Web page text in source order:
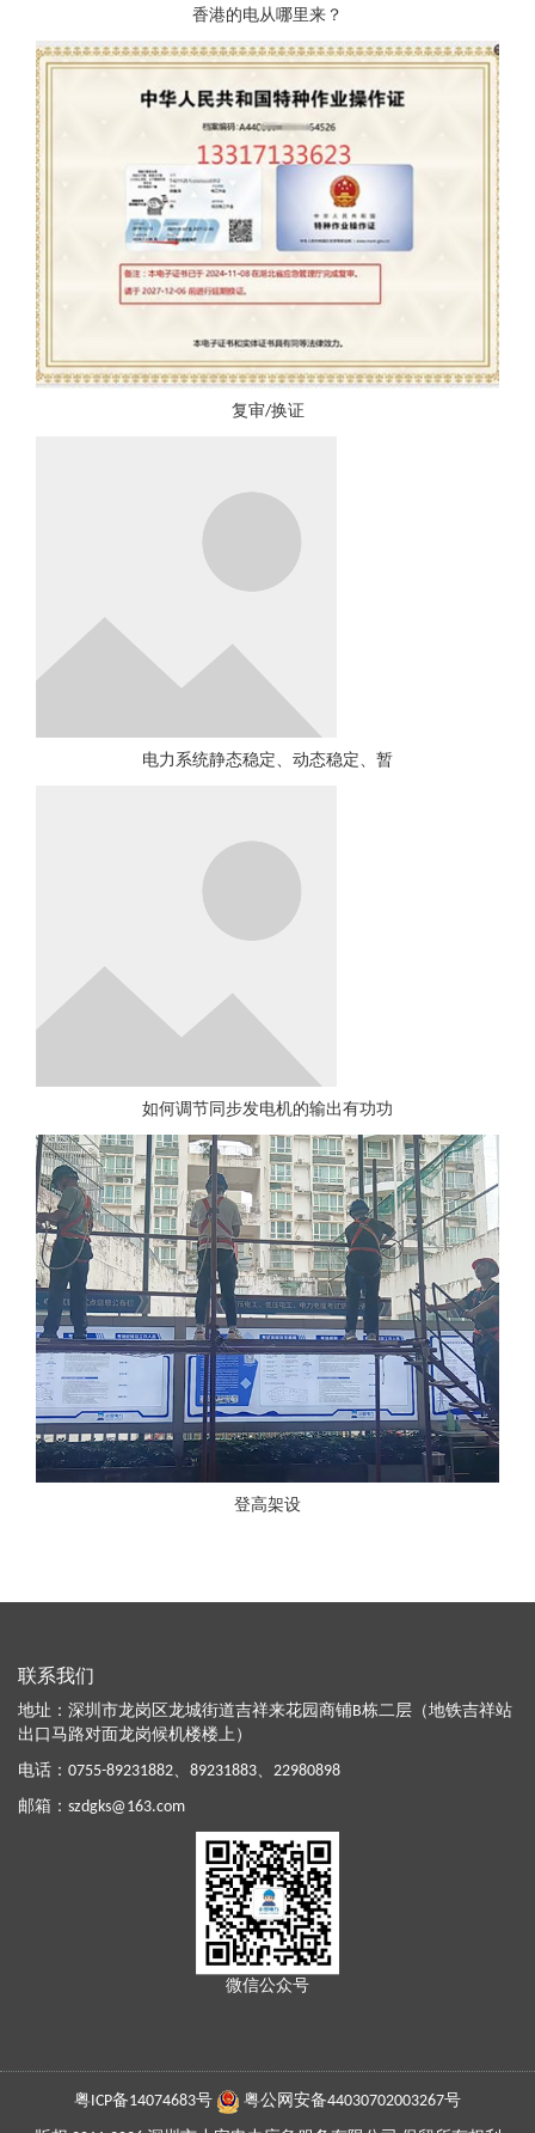
香港的电从哪里来？
复审/换证
电力系统静态稳定、动态稳定、暂
如何调节同步发电机的输出有功功
登高架设
联系我们
地址：深圳市龙岗区龙城街道吉祥来花园商铺B栋二层（地铁吉祥站
出口马路对面龙岗候机楼楼上）
电话： 0755-89231882、 89231883、 22980898
邮箱： szdgks@163.com
微信公众号
粤ICP备14074683号
粤公网安备44030702003267号